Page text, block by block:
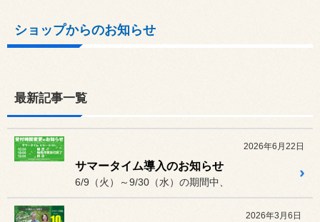
ショップからのお知らせ
最新記事一覧
2026年6月22日
サマータイム導入のお知らせ
6/9（火）～9/30（水）の期間中、
2026年3月6日